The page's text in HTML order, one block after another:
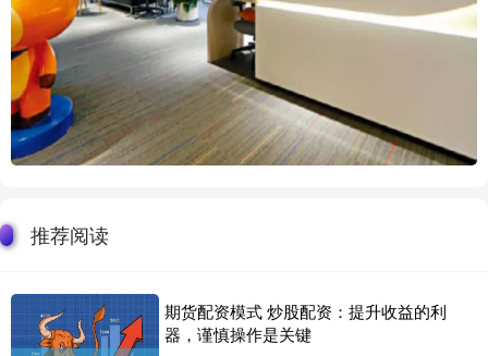
推荐阅读
期货配资模式 炒股配资：提升收益的利
器，谨慎操作是关键